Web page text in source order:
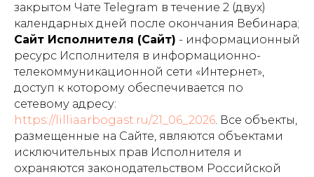
закрытом Чате Telegram в течение 2 (двух)
календарных дней после окончания Вебинара;
Сайт Исполнителя (Сайт) - информационный
ресурс Исполнителя в информационно-
телекоммуникационной сети «Интернет»,
доступ к которому обеспечивается по
сетевому адресу:
https://lilliaarbogast.ru/21_06_2026. Все объекты,
размещенные на Сайте, являются объектами
исключительных прав Исполнителя и
охраняются законодательством Российской